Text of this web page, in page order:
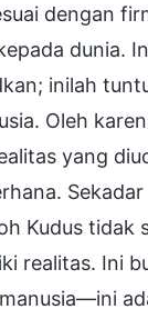
dengan
dunia.
inilah
Oleh
yang
Kudus tidak
realitas. Ini